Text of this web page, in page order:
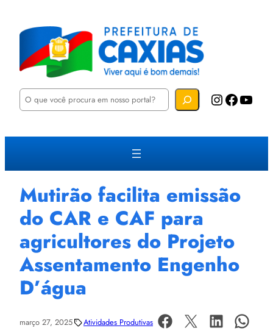
P
u
a
Instagram Facebook YouTube
Mutirão facilita emissão
do CAR e CAF para
agricultores do Projeto
Assentamento Engenho
D’água
março 27, 2025 Atividades Produtivas